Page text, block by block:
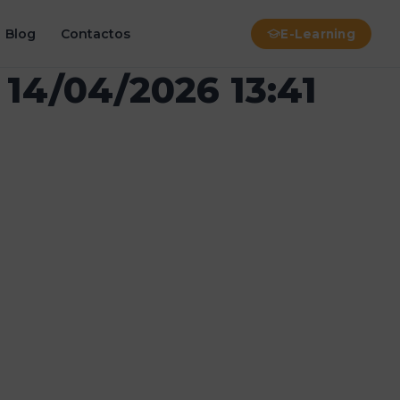
Blog Contactos E-Learning
04/2026 13:41